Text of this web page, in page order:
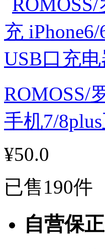
ROMOSS/
手机7/
¥50.0
已售190件
自营保